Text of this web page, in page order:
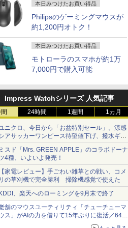
本日みつけたお買い得品
Philipsのゲーミングマウスが
約1,200円オトク！
本日みつけたお買い得品
モトローラのスマホが約1万
7,000円で購入可能
Impress Watchシリーズ 人気記事
24時間 1週間 1カ月
ニクロ、今日から「お盆特別セール」。涼感
アサッカーワンピース待望値下げ、撥水ギア
ョーツは1990円に
スド「Mrs. GREEN APPLE」のコラボドーナ
4種、いよいよ発売！
家電レビュー】手ごわい雑草との戦い、コメ
の草刈機で完全勝利 掃除機感覚で使えた
、楽天へのローミングを9月末で終了
舗のマウスユーティリティ「チューチューマ
ス」がAIの力を借りて15年ぶりに復活／64bit
、Windows 10/11、「Chrome」も走り回